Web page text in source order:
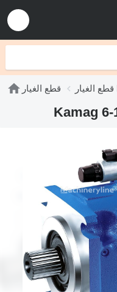
قطع الغيار